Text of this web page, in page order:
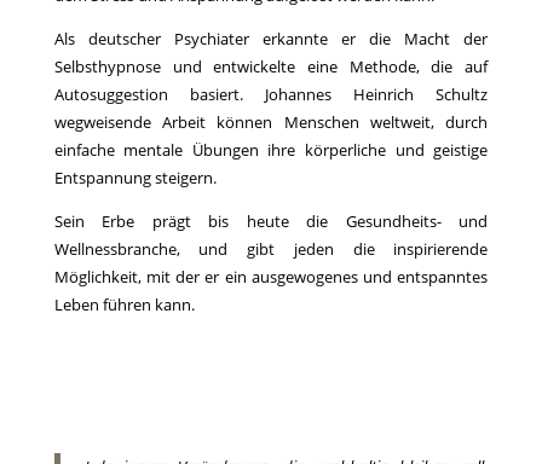
Als deutscher Psychiater erkannte er die Macht der
Selbsthypnose und entwickelte eine Methode, die auf
Autosuggestion basiert. Johannes Heinrich Schultz
wegweisende Arbeit können Menschen weltweit, durch
einfache mentale Übungen ihre körperliche und geistige
Entspannung steigern.
Sein Erbe prägt bis heute die Gesundheits- und
Wellnessbranche, und gibt jeden die inspirierende
Möglichkeit, mit der er ein ausgewogenes und entspanntes
Leben führen kann.